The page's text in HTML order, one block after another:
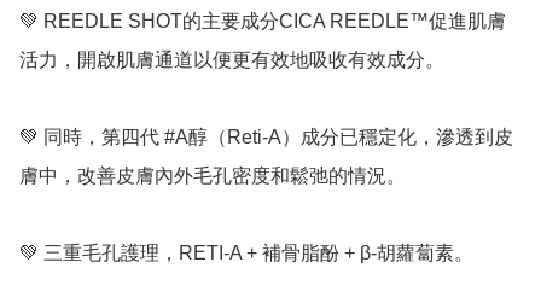
💚 REEDLE SHOT的主要成分CICA REEDLE™️促進肌膚
活力，開啟肌膚通道以便更有效地吸收有效成分。
💚 同時，第四代 #A醇（Reti-A）成分已穩定化，滲透到皮
膚中，改善皮膚內外毛孔密度和鬆弛的情況。
💚 三重毛孔護理，RETI-A + 補骨脂酚 + β-胡蘿蔔素。